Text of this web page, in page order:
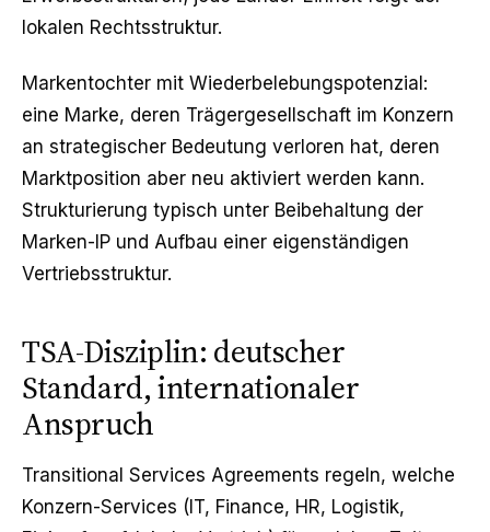
lokalen Rechtsstruktur.
Markentochter mit Wiederbelebungspotenzial:
eine Marke, deren Trägergesellschaft im Konzern
an strategischer Bedeutung verloren hat, deren
Marktposition aber neu aktiviert werden kann.
Strukturierung typisch unter Beibehaltung der
Marken-IP und Aufbau einer eigenständigen
Vertriebsstruktur.
TSA-Disziplin: deutscher
Standard, internationaler
Anspruch
Transitional Services Agreements regeln, welche
Konzern-Services (IT, Finance, HR, Logistik,